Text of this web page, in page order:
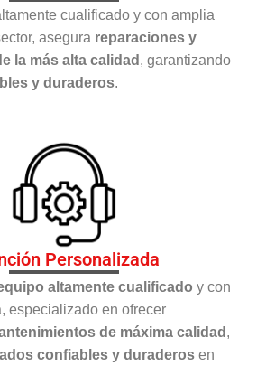
cualificado y con amplia
asegura reparaciones y
la más alta calidad , garantizando
y duraderos.
Personalizada
altamente cualificado y con
especializado en ofrecer
de máxima calidad ,
confiables y duraderos en